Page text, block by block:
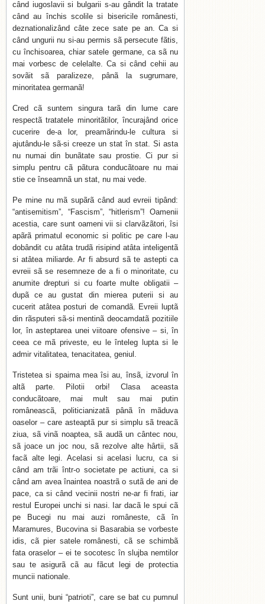
când iugoslavii si bulgarii s-au gândit la tratate
când au închis scolile si bisericile românesti,
deznationalizând câte zece sate pe an. Ca si
când ungurii nu si-au permis sã persecute fãtis,
cu închisoarea, chiar satele germane, ca sã nu
mai vorbesc de celelalte. Ca si când cehii au
sovãit sã paralizeze, pânã la sugrumare,
minoritatea germanã!
Cred cã suntem singura tarã din lume care
respectã tratatele minoritãtilor, încurajând orice
cucerire de-a lor, preamãrindu-le cultura si
ajutându-le sã-si creeze un stat în stat. Si asta
nu numai din bunãtate sau prostie. Ci pur si
simplu pentru cã pãtura conducãtoare nu mai
stie ce înseamnã un stat, nu mai vede.
Pe mine nu mã supãrã când aud evreii tipând:
“antisemitism”, “Fascism”, “hitlerism”! Oamenii
acestia, care sunt oameni vii si clarvãzãtori, îsi
apãrã primatul economic si politic pe care l-au
dobândit cu atâta trudã risipind atâta inteligentã
si atâtea miliarde. Ar fi absurd sã te astepti ca
evreii sã se resemneze de a fi o minoritate, cu
anumite drepturi si cu foarte multe obligatii –
dupã ce au gustat din mierea puterii si au
cucerit atâtea posturi de comandã. Evreii luptã
din rãsputeri sã-si mentinã deocamdatã pozitiile
lor, în asteptarea unei viitoare ofensive – si, în
ceea ce mã priveste, eu le înteleg lupta si le
admir vitalitatea, tenacitatea, geniul.
Tristetea si spaima mea îsi au, însã, izvorul în
altã parte. Pilotii orbi! Clasa aceasta
conducãtoare, mai mult sau mai putin
româneascã, politicianizatã pânã în mãduva
oaselor – care asteaptã pur si simplu sã treacã
ziua, sã vinã noaptea, sã audã un cântec nou,
sã joace un joc nou, sã rezolve alte hârtii, sã
facã alte legi. Acelasi si acelasi lucru, ca si
când am trãi într-o societate pe actiuni, ca si
când am avea înaintea noastrã o sutã de ani de
pace, ca si când vecinii nostri ne-ar fi frati, iar
restul Europei unchi si nasi. Iar dacã le spui cã
pe Bucegi nu mai auzi româneste, cã în
Maramures, Bucovina si Basarabia se vorbeste
idis, cã pier satele românesti, cã se schimbã
fata oraselor – ei te socotesc în slujba nemtilor
sau te asigurã cã au fãcut legi de protectia
muncii nationale.
Sunt unii, buni “patrioti”, care se bat cu pumnul